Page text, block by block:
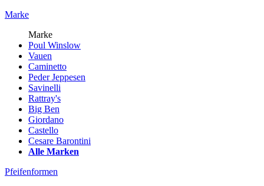
Marke
Marke
Poul Winslow
Vauen
Caminetto
Peder Jeppesen
Savinelli
Rattray's
Big Ben
Giordano
Castello
Cesare Barontini
Alle Marken
Pfeifenformen